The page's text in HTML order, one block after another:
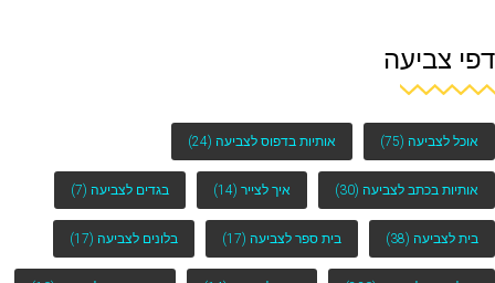
דפי צביעה
אוכל לצביעה (75) אותיות בדפוס לצביעה (24)
אותיות בכתב לצביעה (30) איך לצייר (14) בגדים לצביעה (7)
בית לצביעה (38) בית ספר לצביעה (17) בלונים לצביעה (17)